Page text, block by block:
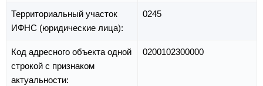
Территориальный участок
ИФНС (юридические лица):
0245
Код адресного объекта одной
строкой с признаком
актуальности:
0200102300000